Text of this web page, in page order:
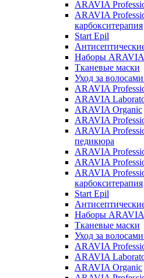
ARAVIA
ARAVIA
карбокситерапия
Start Epil
Наборы ARAVIA
Тканевые маски
Уход за
ARAVIA
ARAVIA
ARAVIA Organic
ARAVIA
ARAVIA
педикюра
ARAVIA
ARAVIA
ARAVIA
карбокситерапия
Start Epil
Наборы ARAVIA
Тканевые маски
Уход за
ARAVIA
ARAVIA
ARAVIA Organic